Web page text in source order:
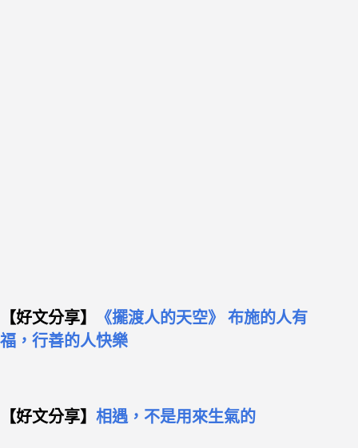
【好文分享】
《擺渡人的天空》 布施的人有
福，行善的人快樂
【好文分享】 相遇，不是用來生氣的